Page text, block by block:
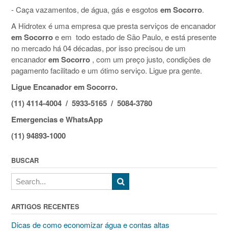
- Caça vazamentos, de água, gás e esgotos em Socorro.
A Hidrotex é uma empresa que presta serviços de encanador
em Socorroe em todo estado de São Paulo, e está presente
no mercado há 04 décadas, por isso precisou de um
encanadorem Socorro , com um preço justo, condições de
pagamento facilitado e um ótimo serviço. Ligue pra gente.
Ligue Encanador em Socorro.
(11) 4114-4004 / 5933-5165 / 5084-3780
Emergencias e WhatsApp
(11) 94893-1000
BUSCAR
ARTIGOS RECENTES
Dicas de como economizar água e contas altas